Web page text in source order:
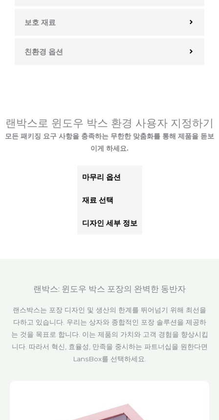
보호 재료
친환경 옵션
랜박스로 윈도우 박스 환경 사용자 지정하기
모든 패키징 요구 사항을 충족하는 무한한 맞춤화를 통해 제품을 돋보
이게 하세요.
마무리 옵션
재료 선택
디자인 세부 정보
랜박스: 윈도우 박스 포장의 완벽한 동반자
랜스박스는 포장 디자인 및 생산의 한계를 뛰어넘기 위해 최선을
다하고 있습니다. 우리는 상자와 종합적인 포장 솔루션을 제공하
는 것을 목표로 합니다. 이는 제품의 가치와 고객 경험을 향상시킵
니다. 따라서 혁신, 효율성, 만족을 중시하는 파트너십을 원한다면
LansBox를 선택하세요.